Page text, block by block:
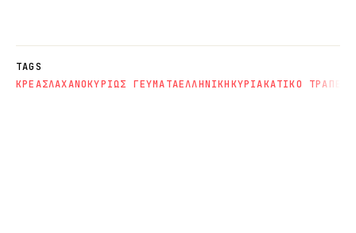
TAGS
ΚΡΕΑΣΛΑΧΑΝΟΚΥΡΙΩΣ ΓΕΥΜΑΤΑΕΛΛΗΝΙΚΗΚΥΡΙΑΚΑΤΙΚΟ ΤΡΑΠΕΖΙ